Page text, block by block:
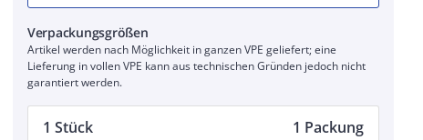
Verpackungsgrößen
Artikel werden nach Möglichkeit in ganzen VPE geliefert; eine
Lieferung in vollen VPE kann aus technischen Gründen jedoch nicht
garantiert werden.
1 Stück 1 Packung